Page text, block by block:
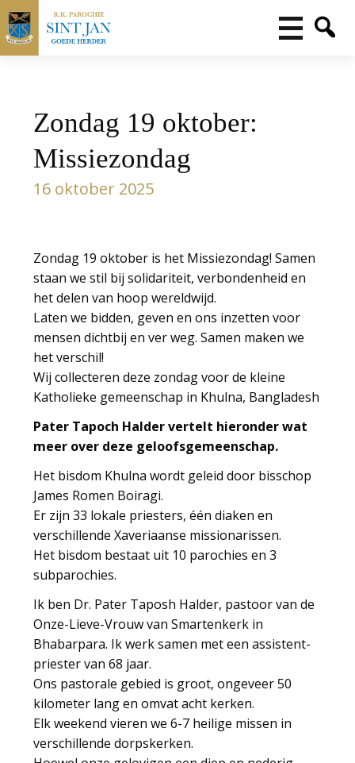
Zondag 19 oktober:
Missiezondag
16 oktober 2025
Zondag 19 oktober is het Missiezondag! Samen
staan we stil bij solidariteit, verbondenheid en
het delen van hoop wereldwijd.
Laten we bidden, geven en ons inzetten voor
mensen dichtbij en ver weg. Samen maken we
het verschil!
Wij collecteren deze zondag voor de kleine
Katholieke gemeenschap in Khulna, Bangladesh
Pater Tapoch Halder vertelt hieronder wat
meer over deze geloofsgemeenschap.
Het bisdom Khulna wordt geleid door bisschop
James Romen Boiragi.
Er zijn 33 lokale priesters, één diaken en
verschillende Xaveriaanse missionarissen.
Het bisdom bestaat uit 10 parochies en 3
subparochies.
Ik ben Dr. Pater Taposh Halder, pastoor van de
Onze-Lieve-Vrouw van Smartenkerk in
Bhabarpara. Ik werk samen met een assistent-
priester van 68 jaar.
Ons pastorale gebied is groot, ongeveer 50
kilometer lang en omvat acht kerken.
Elk weekend vieren we 6-7 heilige missen in
verschillende dorpskerken.